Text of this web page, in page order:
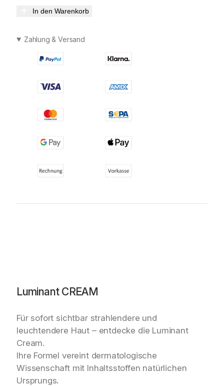
In den Warenkorb
Zahlung & Versand
Luminant CREAM
Für sofort sichtbar strahlendere und
leuchtendere Haut – entdecke die Luminant
Cream.
Ihre Formel vereint dermatologische
Wissenschaft mit Inhaltsstoffen natürlichen
Ursprungs.